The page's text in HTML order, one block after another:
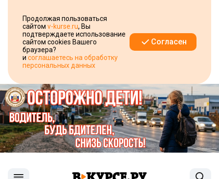
Продолжая пользоваться
сайтом v-kurse.ru, Вы
подтверждаете использование
сайтом cookies Вашего
браузера?
и соглашаетесь на обработку
персональных данных
Согласен